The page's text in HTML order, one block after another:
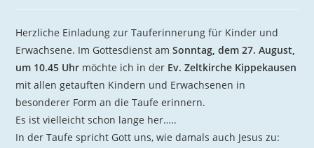
Herzliche Einladung zur Tauferinnerung für Kinder und
Erwachsene. Im Gottesdienst amSonntag, dem 27. August,
um 10.45 Uhr möchte ich in der Ev. Zeltkirche Kippekausen
mit allen getauften Kindern und Erwachsenen in
besonderer Form an die Taufe erinnern.
Es ist vielleicht schon lange her…..
In der Taufe spricht Gott uns, wie damals auch Jesus zu: